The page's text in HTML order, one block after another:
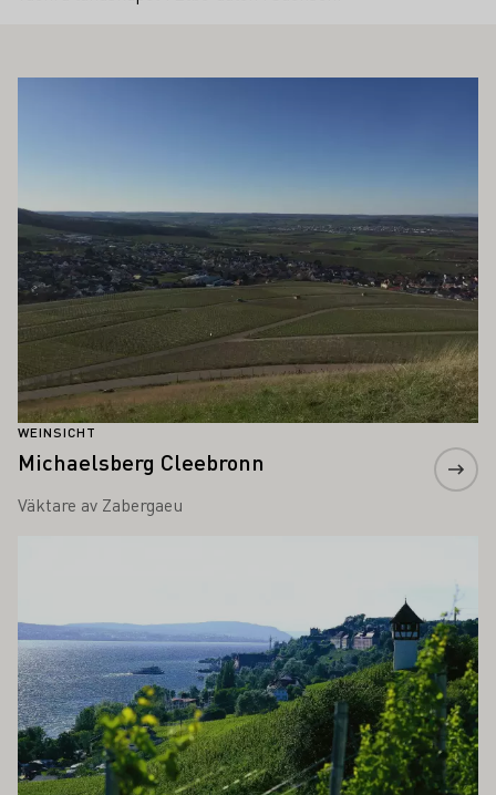
INTRESSERA DIG
WEINSICHT
Michaelsberg Cleebronn
Väktare av Zabergaeu